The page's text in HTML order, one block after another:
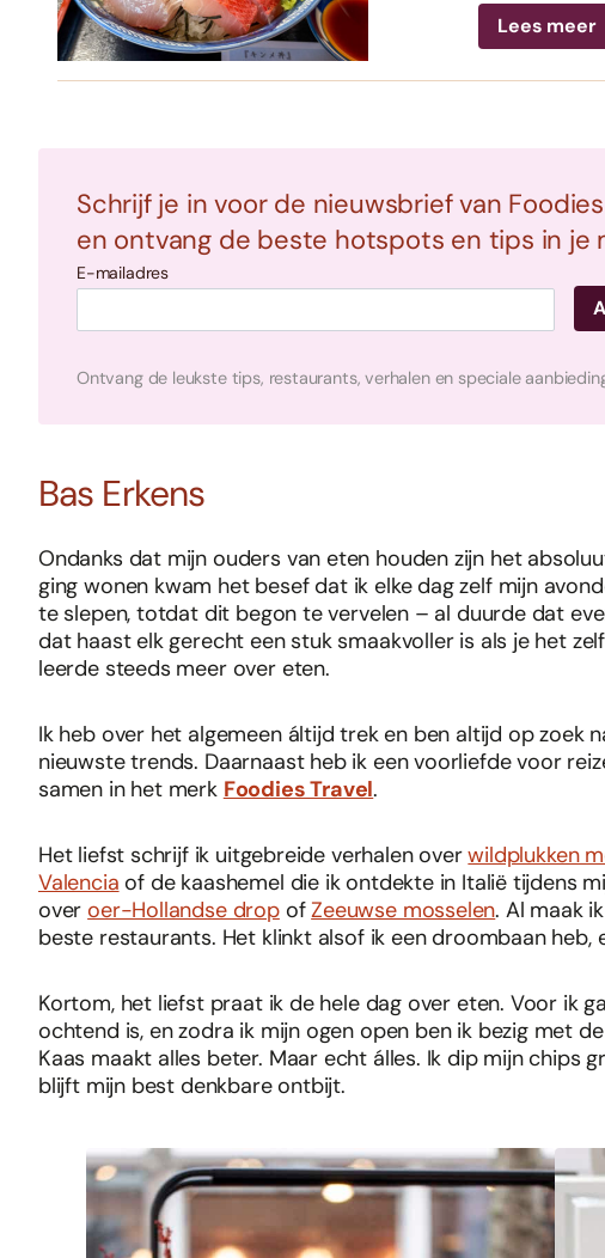
Lees meer
Schrijf je in voor de nieuwsbrief van
en ontvang de beste hotspots en tips in je
E-mailadres
Ontvang de leukste tips, restaurants, verhalen en speciale
Bas Erkens
Ondanks dat mijn ouders van eten houden zijn het
ging wonen kwam het besef dat ik elke dag zelf mijn
te slepen, totdat dit begon te vervelen – al duurde dat
dat haast elk gerecht een stuk smaakvoller is als je het
leerde steeds meer over eten.
Ik heb over het algemeen áltijd trek en ben altijd op zoek
nieuwste trends. Daarnaast heb ik een voorliefde voor
samen in het merk Foodies Travel.
Het liefst schrijf ik uitgebreide verhalen overwildplukken
Valencia of de kaashemel die ik ontdekte in Italië tijdens
over oer-Hollandse dropofZeeuwse mosselen. Al maak
beste restaurants. Het klinkt alsof ik een droombaan heb,
Kortom, het liefst praat ik de hele dag over eten. Voor ik
ochtend is, en zodra ik mijn ogen open ben ik bezig met
Kaas maakt alles beter. Maar echt álles. Ik dip mijn chips
blijft mijn best denkbare ontbijt.